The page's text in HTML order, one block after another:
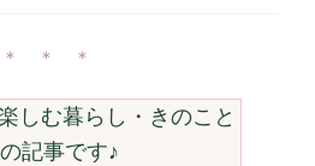
＊ ＊ ＊
しむ暮らし・きのこと
記事です♪